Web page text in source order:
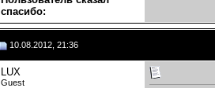
cпасибо:
10.08.2012, 21:36
LUX
Guest